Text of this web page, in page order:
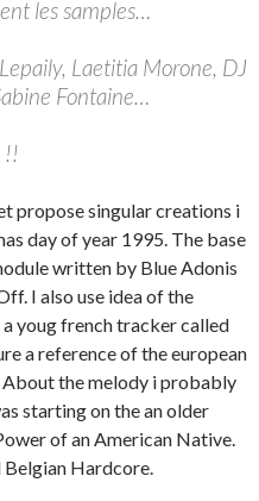
les samples…
Laetitia Morone, DJ
Fontaine…
!!
propose singular creations i
day of year 1995. The base
written by Blue Adonis
I also use idea of the
youg french tracker called
a reference of the european
the melody i probably
starting on the an older
of an American Native.
Belgian Hardcore.